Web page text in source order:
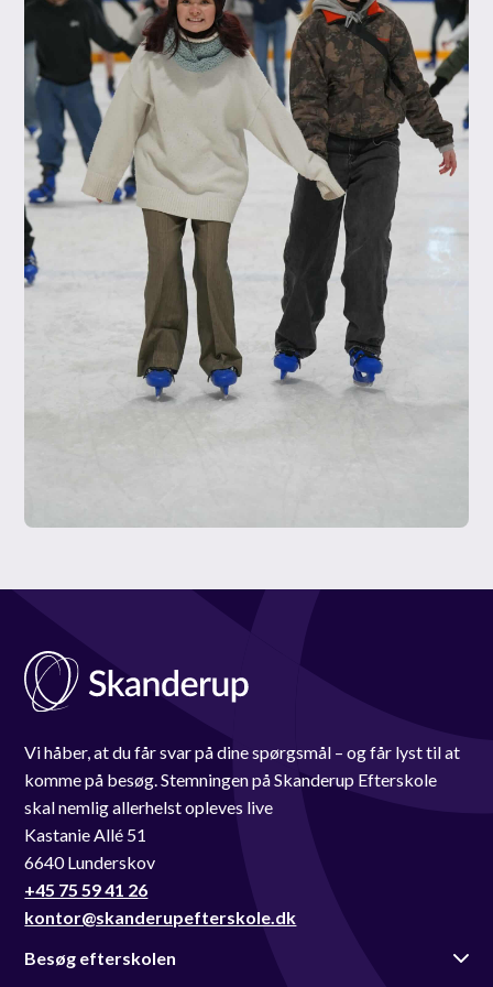
Vi håber, at du får svar på dine spørgsmål – og får lyst til at
komme på besøg. Stemningen på Skanderup Efterskole
skal nemlig allerhelst opleves live
Kastanie Allé 51
6640 Lunderskov
+45 75 59 41 26
kontor@skanderupefterskole.dk
Besøg efterskolen